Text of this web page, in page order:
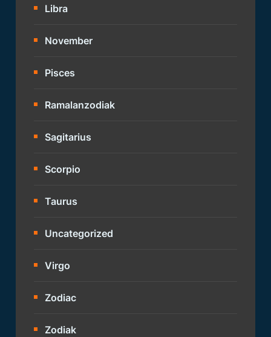
Libra
November
Pisces
Ramalanzodiak
Sagitarius
Scorpio
Taurus
Uncategorized
Virgo
Zodiac
Zodiak